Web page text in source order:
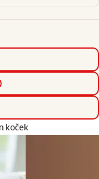
koček